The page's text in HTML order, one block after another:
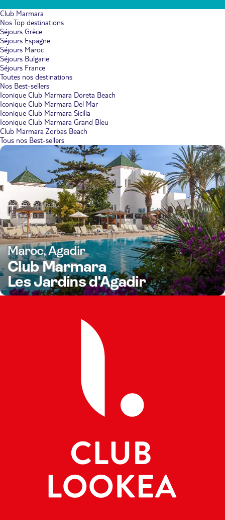
Club Marmara
Nos Top destinations
Séjours Grèce
Séjours Espagne
Séjours Maroc
Séjours Bulgarie
Séjours France
Toutes nos destinations
Nos Best-sellers
Iconique Club Marmara Doreta Beach
Iconique Club Marmara Del Mar
Iconique Club Marmara Sicilia
Iconique Club Marmara Grand Bleu
Club Marmara Zorbas Beach
Tous nos Best-sellers